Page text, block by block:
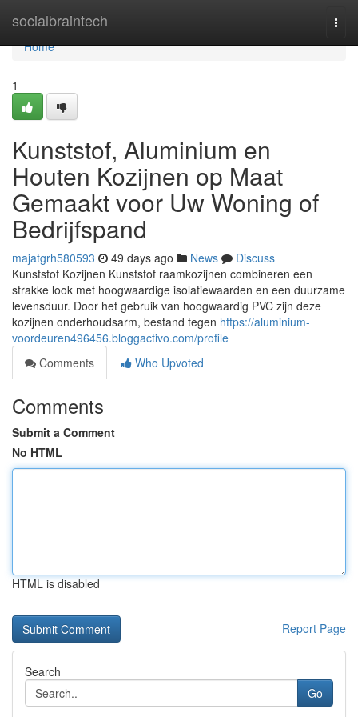
socialbraintech
Home
Home
1
Kunststof, Aluminium en
Houten Kozijnen op Maat
Gemaakt voor Uw Woning of
Bedrijfspand
majatgrh580593 49 days ago News
Discuss
Kunststof Kozijnen Kunststof raamkozijnen combineren een
strakke look met hoogwaardige isolatiewaarden en een duurzame
levensduur. Door het gebruik van hoogwaardig PVC zijn deze
kozijnen onderhoudsarm, bestand tegen https://aluminium-
voordeuren496456.bloggactivo.com/profile
Comments
Who Upvoted
Comments
Submit a Comment
No HTML
HTML is disabled
Report Page
Search
Go